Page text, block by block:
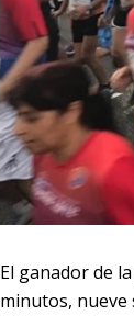
El ganador de
minutos, nueve